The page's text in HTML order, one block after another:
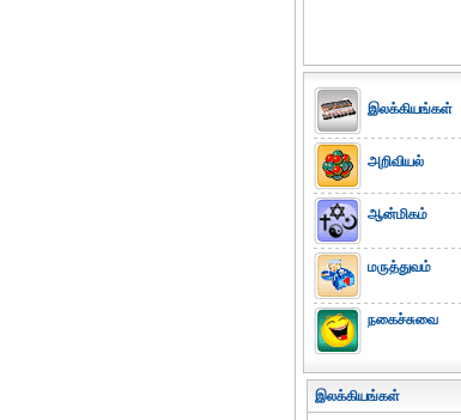
இலக்கியங்கள்
அறிவியல்
ஆன்மிகம்
மருத்துவம்
நகைச்சுவை
இலக்கியங்கள்